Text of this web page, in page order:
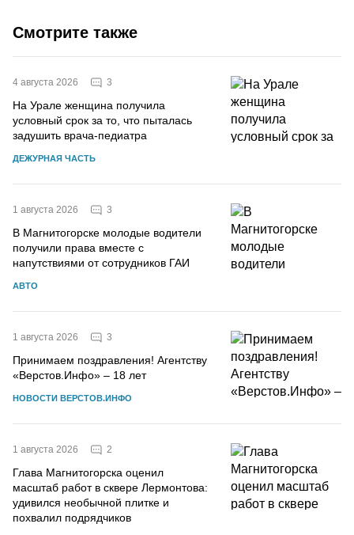
Смотрите также
4 августа 2026 3
На Урале женщина получила
условный срок за то, что пыталась
задушить врача-педиатра
ДЕЖУРНАЯ ЧАСТЬ
1 августа 2026 3
В Магнитогорске молодые водители
получили права вместе с
напутствиями от сотрудников ГАИ
АВТО
1 августа 2026 3
Принимаем поздравления! Агентству
«Верстов.Инфо» – 18 лет
НОВОСТИ ВЕРСТОВ.ИНФО
1 августа 2026 2
Глава Магнитогорска оценил
масштаб работ в сквере Лермонтова:
удивился необычной плитке и
похвалил подрядчиков